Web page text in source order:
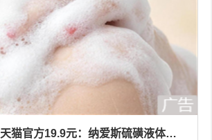
天猫官方19.9元：纳爱斯硫磺液体香